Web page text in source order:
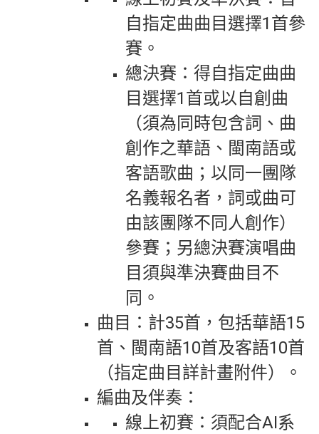
自指定曲曲目選擇1首參
賽。
總決賽：得自指定曲曲
目選擇1首或以自創曲
（須為同時包含詞、曲
創作之華語、閩南語或
客語歌曲；以同一團隊
名義報名者，詞或曲可
由該團隊不同人創作）
參賽；另總決賽演唱曲
目須與準決賽曲目不
同。
曲目：計35首，包括華語15
首、閩南語10首及客語10首
（指定曲目詳計畫附件）。
編曲及伴奏：
線上初賽：須配合AI系